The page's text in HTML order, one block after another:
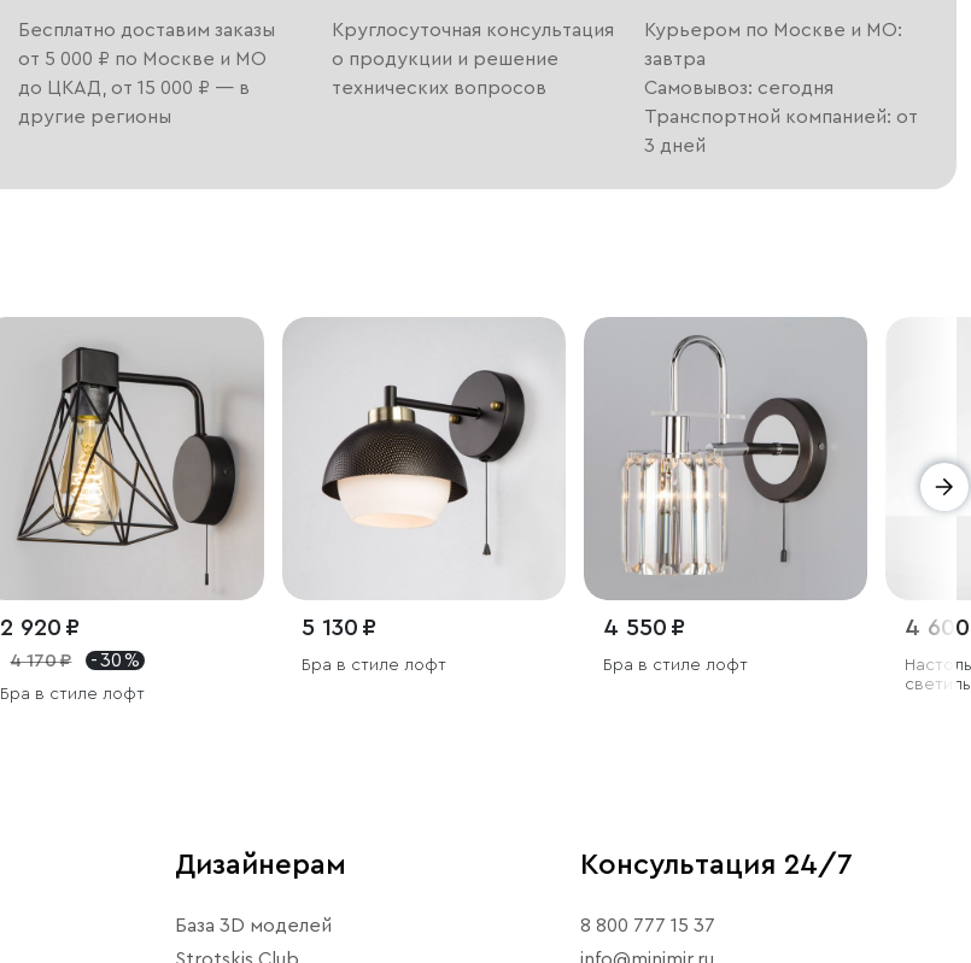
Бесплатно доставим заказы
от 5 000 ₽ по Москве и МО
до ЦКАД, от 15 000 ₽ — в
другие регионы
Круглосуточная консультация
о продукции и решение
технических вопросов
Курьером по Москве и МО:
завтра
Самовывоз: сегодня
Транспортной компанией: от
3 дней
2 920 ₽
4 170 ₽ - 30 %
Бра в стиле лофт
5 130 ₽
Бра в стиле лофт
4 550 ₽
Бра в стиле лофт
4
Дизайнерам
База 3D моделей
Strotskis Club
Консультация 24/7
8 800 777 15 37
info@minimir.ru